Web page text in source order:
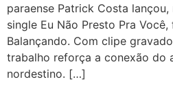
paraense Patrick Costa
single Eu Não Presto Pra
Balançando. Com clipe
trabalho reforça a conexão do
nordestino. […]